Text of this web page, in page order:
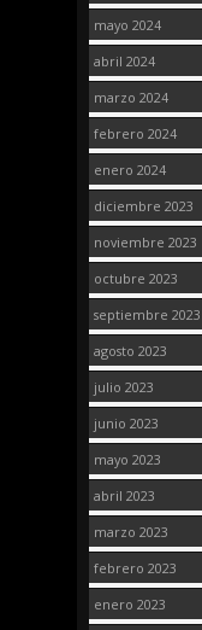
mayo 2024
abril 2024
marzo 2024
febrero 2024
enero 2024
diciembre 2023
noviembre 2023
octubre 2023
septiembre 2023
agosto 2023
julio 2023
junio 2023
mayo 2023
abril 2023
marzo 2023
febrero 2023
enero 2023